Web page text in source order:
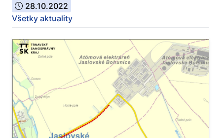
28.10.2022
Všetky aktuality